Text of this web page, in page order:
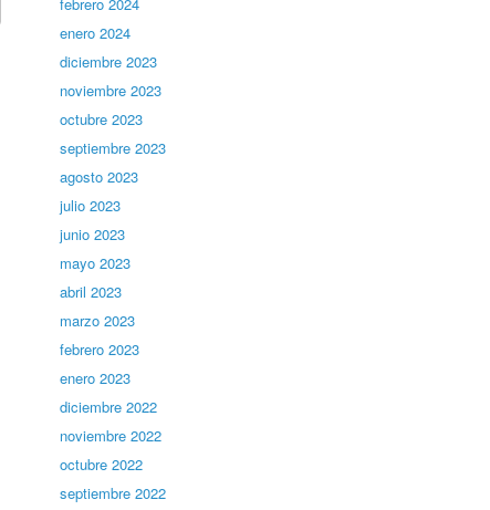
enero 2024
diciembre 2023
noviembre 2023
octubre 2023
septiembre 2023
agosto 2023
julio 2023
junio 2023
mayo 2023
abril 2023
marzo 2023
febrero 2023
enero 2023
diciembre 2022
noviembre 2022
octubre 2022
septiembre 2022